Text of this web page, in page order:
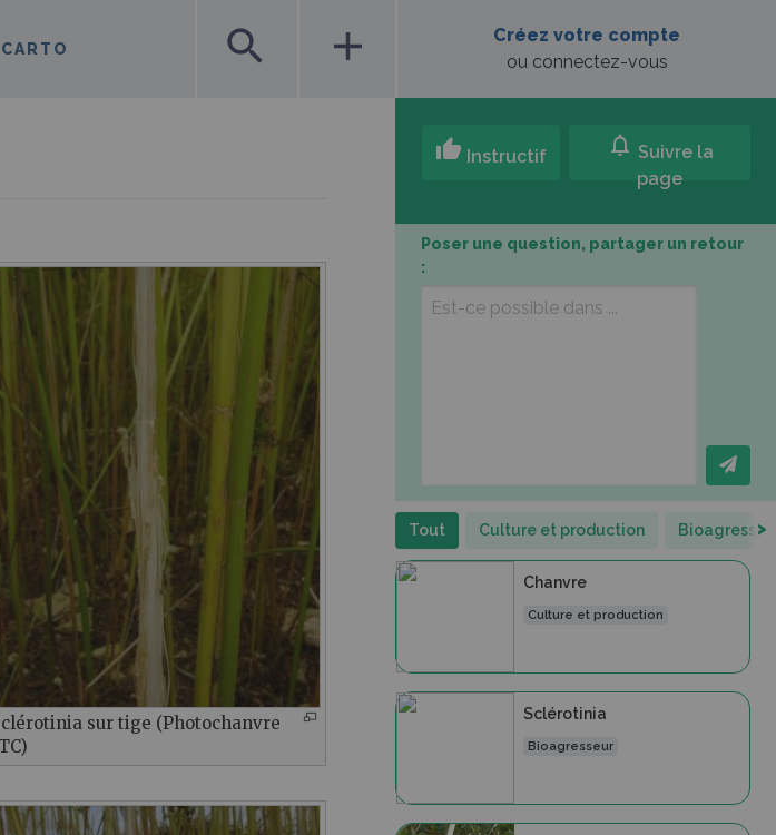
CARTO search add
Créez votre compte
ou connectez-vous
sur tige (Photochanvre
thumb_up Instructif notifications Suivre la
page
Poser une question, partager un retour
:
Tout Culture et production >
Chanvre
Culture et production
Sclérotinia
Bioagresseur